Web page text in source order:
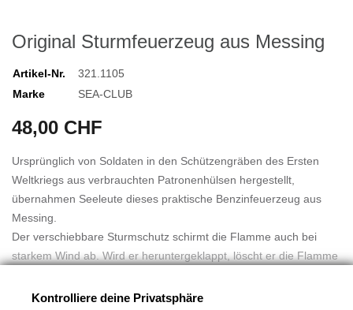
Original Sturmfeuerzeug aus Messing
Artikel-Nr.
321.1105
Marke
SEA-CLUB
48,00 CHF
Ursprünglich von Soldaten in den Schützengräben des Ersten
Weltkriegs aus verbrauchten Patronenhülsen hergestellt,
übernahmen Seeleute dieses praktische Benzinfeuerzeug aus
Messing.
Der verschiebbare Sturmschutz schirmt die Flamme auch bei
starkem Wind ab. Wird er heruntergeklappt, löscht er die Flamme
Mit positiver Feuersteinkontrolle.
Kontrolliere deine Privatsphäre